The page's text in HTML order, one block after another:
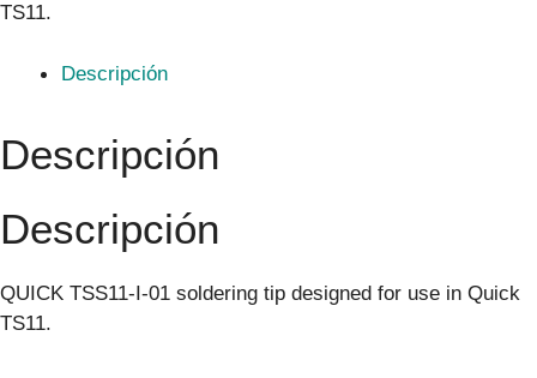
TS11.
Descripción
Descripción
Descripción
QUICK TSS11-I-01 soldering tip designed for use in Quick
TS11.